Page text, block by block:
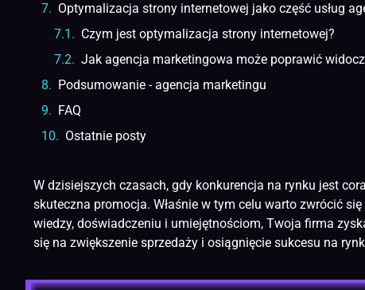
Optymalizacja strony internetowej jako część usług
Czym jest optymalizacja strony internetowej?
Jak agencja marketingowa może poprawić
Podsumowanie - agencja marketingu
FAQ
Ostatnie posty
W dzisiejszych czasach, gdy konkurencja na rynku jest
skuteczna promocja. Właśnie w tym celu warto zwrócić
wiedzy, doświadczeniu i umiejętnościom, Twoja firma
się na zwiększenie sprzedaży i osiągnięcie sukcesu na